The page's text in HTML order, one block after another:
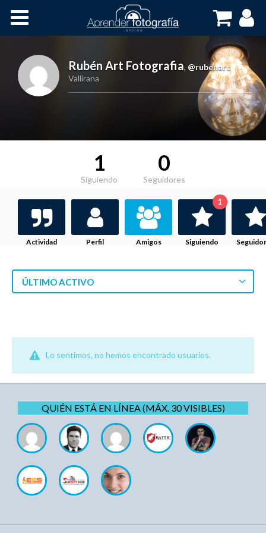
Cursos OnLine
Rubén Art Fotografia, @rubenart
Vallirana
1
Siguiendo
0
Seguidores
Actividad Perfil Amigos Siguiendo
1
ÚLTIMO ACTIVO
Lo sentimos, no hemos encontrado usuarios.
QUIÉN ESTÁ EN LÍNEA (MÁX. 30 VISIBLES)